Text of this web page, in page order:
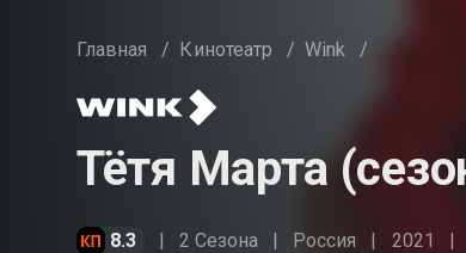
Главная / Кинотеатр / Wink /
Тётя Марта
8.3 2 Сезона Россия 2021